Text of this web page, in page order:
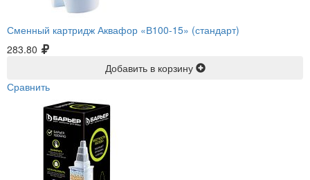
Сменный картридж Аквафор «В100-15» (стандарт)
283.80
Добавить в корзину
Сравнить